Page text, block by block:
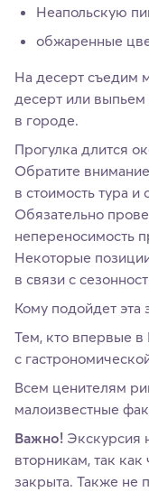
Неапольскую
обжаренные
На десерт съедим
десерт или
в городе.
Прогулка длится
Обратите
в стоимость тура и
Обязательно
непереносимость
Некоторые
в связи с
Кому подойдет эта
Тем, кто впервые
с
Всем ценителям
малоизвестные
Важно! Экскурсия
вторникам, так
закрыта. Также не